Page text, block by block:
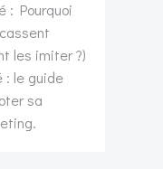
: Pourquoi
les imiter ?)
: le guide
sa